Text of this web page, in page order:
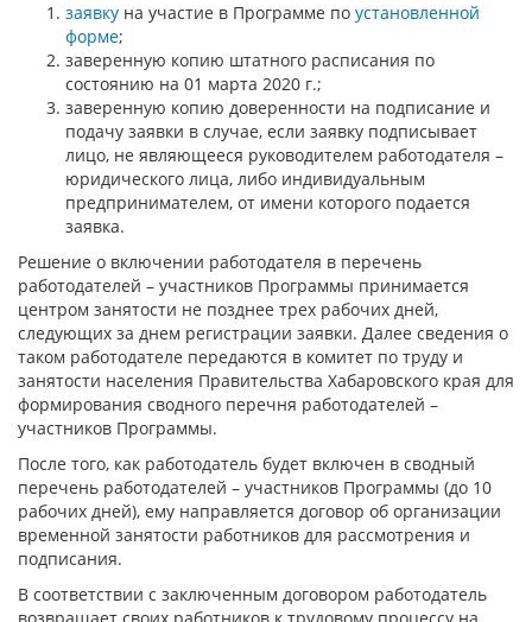
заявку на участие в Программе по установленной
форме;
заверенную копию штатного расписания по
состоянию на 01 марта 2020 г.;
заверенную копию доверенности на подписание и
подачу заявки в случае, если заявку подписывает
лицо, не являющееся руководителем работодателя –
юридического лица, либо индивидуальным
предпринимателем, от имени которого подается
заявка.
Решение о включении работодателя в перечень
работодателей – участников Программы принимается
центром занятости не позднее трех рабочих дней,
следующих за днем регистрации заявки. Далее сведения о
таком работодателе передаются в комитет по труду и
занятости населения Правительства Хабаровского края для
формирования сводного перечня работодателей –
участников Программы.
После того, как работодатель будет включен в сводный
перечень работодателей – участников Программы (до 10
рабочих дней), ему направляется договор об организации
временной занятости работников для рассмотрения и
подписания.
В соответствии с заключенным договором работодатель